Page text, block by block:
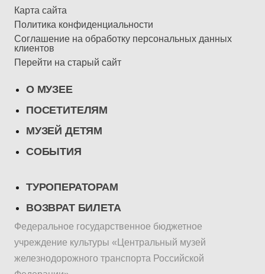
Карта сайта
Политика конфиденциальности
Соглашение на обработку персональных данных
клиентов
Перейти на старый сайт
О МУЗЕЕ
ПОСЕТИТЕЛЯМ
МУЗЕЙ ДЕТЯМ
СОБЫТИЯ
ТУРОПЕРАТОРАМ
ВОЗВРАТ БИЛЕТА
Федеральное государственное бюджетное
учреждение культуры «Центральный музей
железнодорожного транспорта Российской